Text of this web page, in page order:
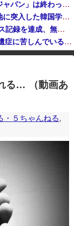
韓国人の対日好感度が過去最高に、「ノージャパン」は終わった？＝ネット「中国より100倍いい」
【悲報】「米軍を粉砕しろ！」在韓米軍基地に突入した韓国学生、即逮捕
日産e-power、無給油で1980km走行しギネス記録を達成、無駄な発電や送電ロスなくEVよりエコを証明
【悲報】 ケンコバがコロナの特殊すぎる後遺症に苦しんでいる模様…お前らの周りにもこんな奴いる？
【鹿児島】 突然右折し路面電車と衝突 乗っていた男女3人は車を放置しダッシュで逃走中
体のレイアウトが崩れ
る… （動画あ
・５ちゃんねる,